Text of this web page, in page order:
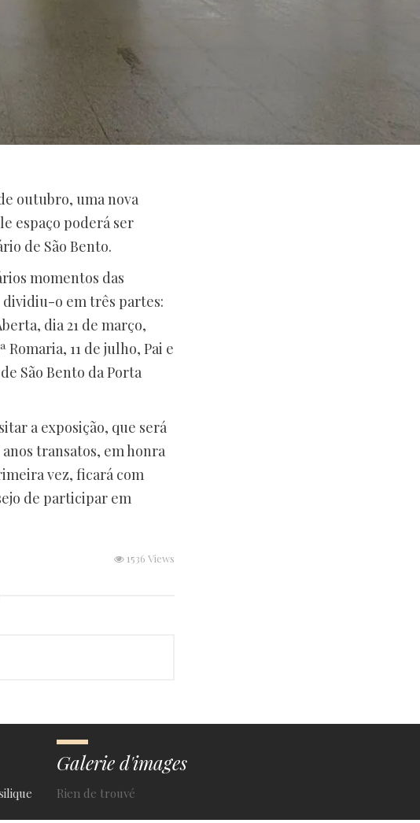
outubro, uma nova
espaço poderá ser
de São Bento.
momentos das
dividiu-o em três partes:
dia 21 de março,
11 de julho, Pai e
São Bento da Porta
a exposição, que será
transatos, em honra
vez, ficará com
de participar em
1536 Views
Galerie d'images
Rien de trouvé